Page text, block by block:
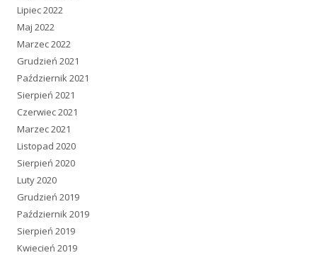
Lipiec 2022
Maj 2022
Marzec 2022
Grudzień 2021
Październik 2021
Sierpień 2021
Czerwiec 2021
Marzec 2021
Listopad 2020
Sierpień 2020
Luty 2020
Grudzień 2019
Październik 2019
Sierpień 2019
Kwiecień 2019